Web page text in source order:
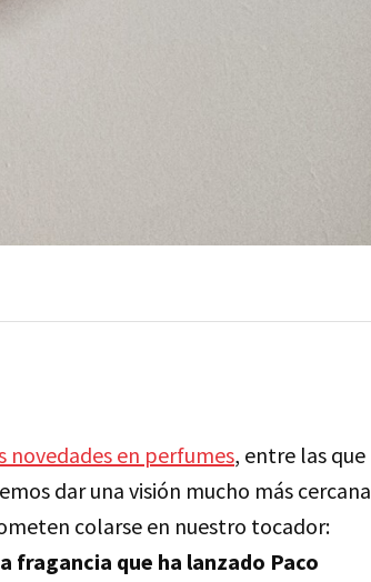
novedades en perfumes, entre las que
dar una visión mucho más cercana
colarse en nuestro tocador:
fragancia que ha lanzado Paco